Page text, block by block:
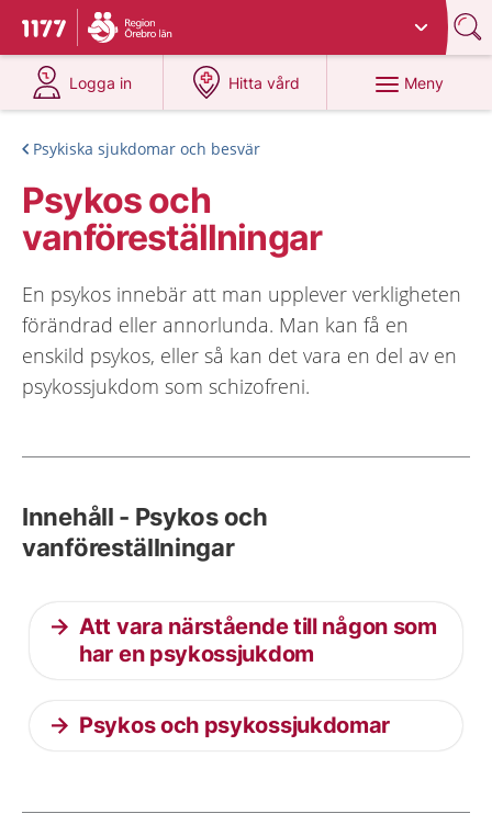
Till startsidan för 1177
Du har valt region
Logga in
på 1177.se
Hitta vård
på 1177.se
Meny
Psykiska sjukdomar och besvär
Psykos och
vanföreställningar
En psykos innebär att man upplever verkligheten
förändrad eller annorlunda. Man kan få en
enskild psykos, eller så kan det vara en del av en
psykossjukdom som schizofreni.
Innehåll - Psykos och
vanföreställningar
Att vara närstående till någon som
har en psykossjukdom
Psykos och psykossjukdomar